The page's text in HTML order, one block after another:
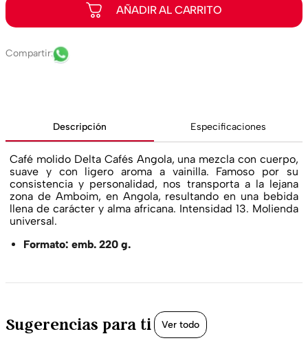
Descripción Especificaciones
Café molido Delta Cafés Angola, una mezcla con cuerpo,
suave y con ligero aroma a vainilla. Famoso por su
consistencia y personalidad, nos transporta a la lejana
zona de Amboim, en Angola, resultando en una bebida
llena de carácter y alma africana. Intensidad 13. Molienda
universal.
Formato: emb. 220 g.
Sugerencias para ti Ver todo